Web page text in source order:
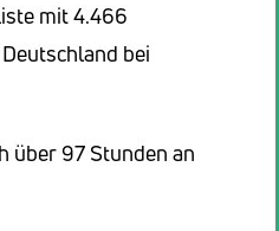
mit 4.466
bei
über 97 Stunden an